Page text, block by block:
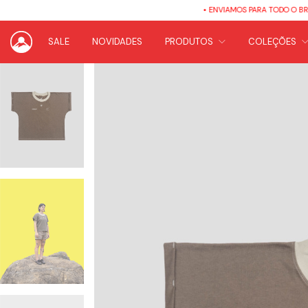
• ENVIAMOS PARA TODO O BRASIL •
SALE NOVIDADES PRODUTOS COLEÇÕES